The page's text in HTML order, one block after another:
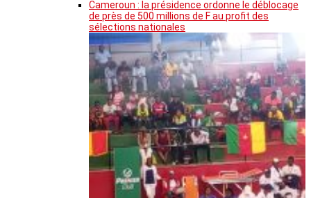
Cameroun : la présidence ordonne le déblocage
de près de 500 millions de F au profit des
sélections nationales